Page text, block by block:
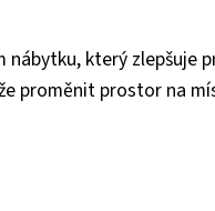
nábytku, který zlepšuje
proměnit prostor na